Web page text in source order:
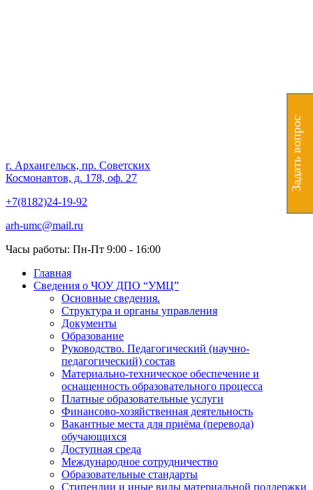
г. Архангельск, пр. Советских
Космонавтов, д. 178, оф. 27
+7(8182)24-19-92
arh-umc@mail.ru
Часы работы: Пн-Пт 9:00 - 16:00
Главная
Сведения о ЧОУ ДПО “УМЦ”
Основные сведения.
Структура и органы управления
Документы
Образование
Руководство. Педагогический (научно-
педагогический) состав
Материально-техническое обеспечение и
оснащенность образовательного процесса
Платные образовательные услуги
Финансово-хозяйственная деятельность
Вакантные места для приёма (перевода)
обучающихся
Доступная среда
Международное сотрудничество
Образовательные стандарты
Стипендии и иные виды материальной поддержки
Задать вопрос